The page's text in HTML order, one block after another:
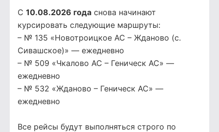
С 10.08.2026 года снова начинают
курсировать следующие маршруты:
– № 135 «Новотроицкое АС – Жданово (с.
Сивашское)» — ежедневно
– № 509 «Чкалово АС – Геническ АС» —
ежедневно
– № 532 «Жданово – Геническ АС» —
ежедневно
Все рейсы будут выполняться строго по